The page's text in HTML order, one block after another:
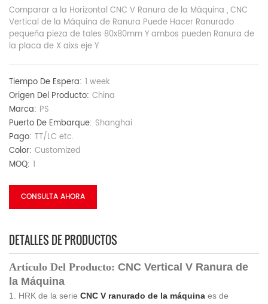
Comparar a la Horizontal CNC V Ranura de la Máquina , CNC
Vertical de la Máquina de Ranura Puede Hacer Ranurado
pequeña pieza de tales 80x80mm Y ambos pueden Ranura de
la placa de X aixs eje Y
Tiempo De Espera: 1 week
Origen Del Producto: China
Marca: PS
Puerto De Embarque: Shanghai
Pago: TT/LC etc.
Color: Customized
MOQ: 1
CONSULTA AHORA
DETALLES DE PRODUCTOS
Artículo Del Producto: CNC Vertical V Ranura de
la Máquina
1. HRK de la serie CNC V ranurado de la máquina es de